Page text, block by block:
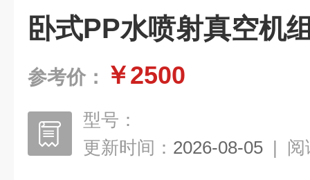
卧式PP水喷射真空机
参考价： ￥2500
型号：
更新时间： 2026-08-05 | 阅